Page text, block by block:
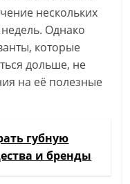
нескольких
Однако
которые
дольше, не
на её полезные
губную
и бренды